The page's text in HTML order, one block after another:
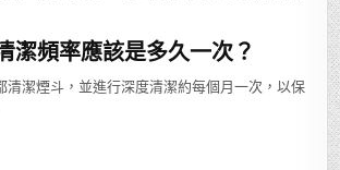
潔頻率應該是多久一次？
清潔煙斗，並進行深度清潔約每個月一次，以保